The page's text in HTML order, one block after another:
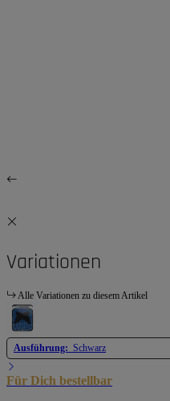
Variationen
Alle Variationen zu diesem Artikel
Ausführung: Schwarz
Für Dich bestellbar